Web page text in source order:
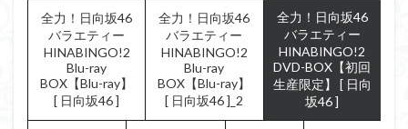
全力！日向坂46
バラエティー
HINABINGO!2
Blu-ray
BOX【Blu-ray】
[ 日向坂46 ]
全力！日向坂46
バラエティー
HINABINGO!2
Blu-ray
BOX【Blu-ray】
[ 日向坂46 ]_2
全力！日向坂46
バラエティー
HINABINGO!2
DVD-BOX【初回
生産限定】 [ 日向
坂46 ]